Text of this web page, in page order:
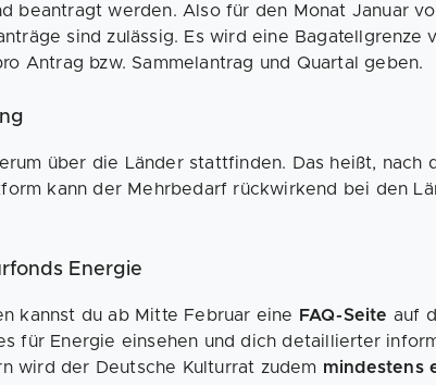
beantragt werden. Also für den Monat Januar
sind zulässig. Es wird eine Bagatellgrenze
Antrag bzw. Sammelantrag und Quartal geben.
über die Länder stattfinden. Das heißt, nach
kann der Mehrbedarf rückwirkend bei den
Energie
kannst du ab Mitte Februar eine FAQ-Seite auf
für Energie einsehen und dich detaillierter
wird der Deutsche Kulturrat zudem mindestens